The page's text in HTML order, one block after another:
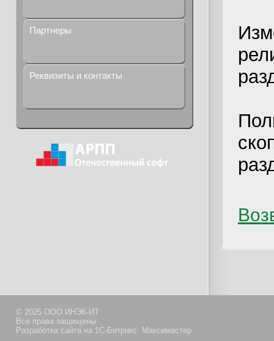
Партнеры
Реквизиты и контакты
© 2025 ООО ИНЭК-ИТ
Все права защищены
Разработка сайта на 1С-Битрикс: Максимастер